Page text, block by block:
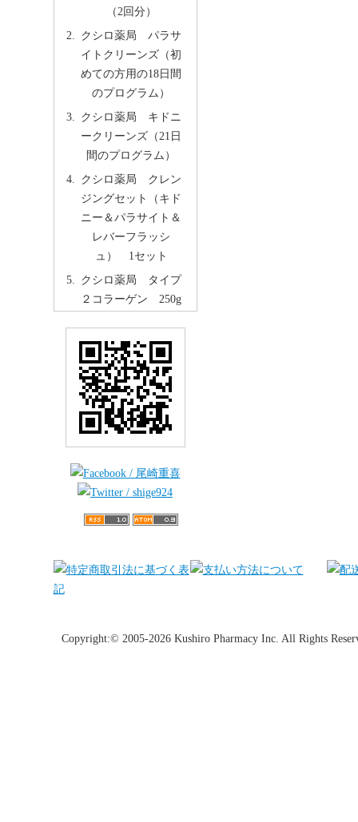
（2回分）
クシロ薬局 パラサ
イトクリーンズ（初
めての方用の18日間
のプログラム）
クシロ薬局 キドニ
ークリーンズ（21日
間のプログラム）
クシロ薬局 クレン
ジングセット（キド
ニー＆パラサイト＆
レバーフラッシ
ュ） 1セット
クシロ薬局 タイプ
２コラーゲン 250g
Copyright:© 2005-2026 Kushiro Pharmacy Inc. All Rights